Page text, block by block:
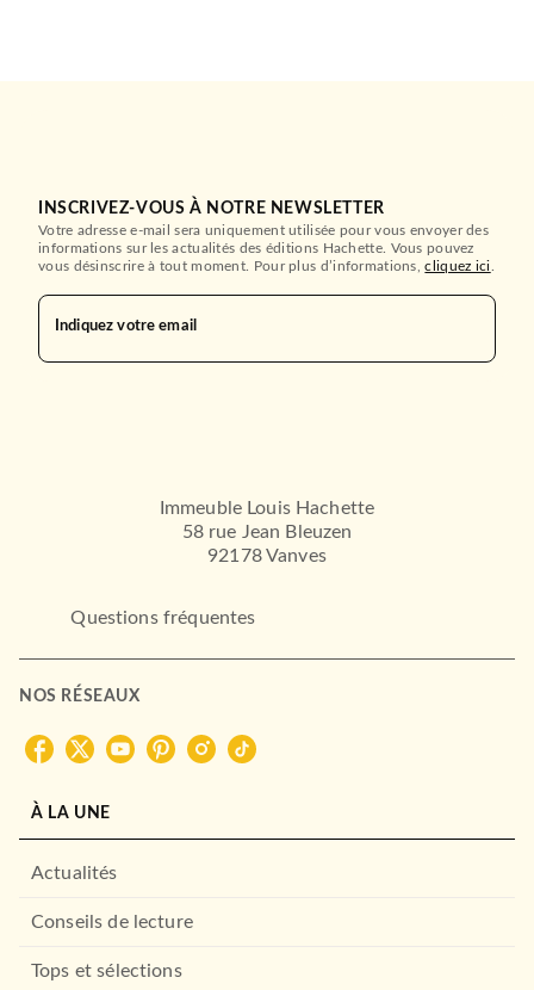
INSCRIVEZ-VOUS À NOTRE NEWSLETTER
Votre adresse e-mail sera uniquement utilisée pour vous envoyer des
informations sur les actualités des éditions Hachette. Vous pouvez
vous désinscrire à tout moment. Pour plus d’informations,cliquez ici
Indiquez votre email
Immeuble Louis Hachette
58 rue Jean Bleuzen
92178 Vanves
Questions fréquentes
NOS RÉSEAUX
À LA UNE
Actualités
Conseils de lecture
Tops et sélections